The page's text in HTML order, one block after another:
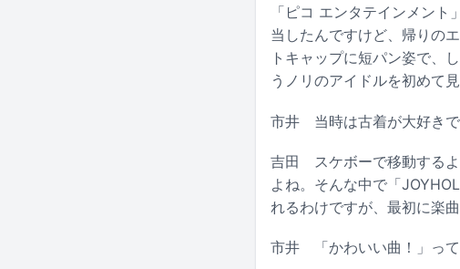
「ピコ エンタテインメン
当したんですけど、帰りの
トキャップに短パン姿で、
うノリのアイドルを初めて
市井 当時は古着が大好きで
吉田 スケボーで移動する
よね。そんな中で「
れるわけですが、最初に楽
市井 「かわいい曲！」って